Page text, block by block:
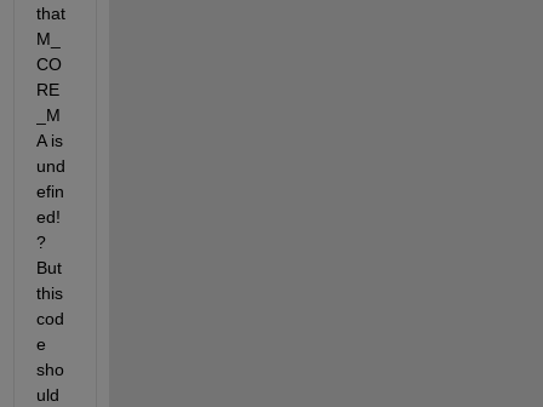
that
M_
CO
RE
_M
A is
und
efin
ed!
?
But
this
cod
e
sho
uld